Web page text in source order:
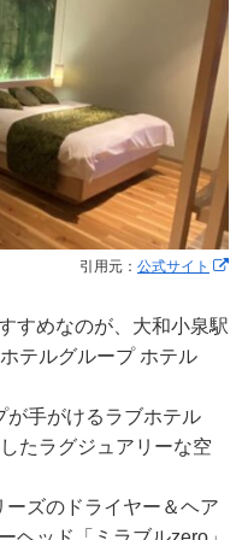
引用元： 公式サイト
すめなのが、大和小泉駅
テルグループ ホテル
が手がけるラブホテル
たラグジュアリーな空
ズのドライヤー＆ヘア